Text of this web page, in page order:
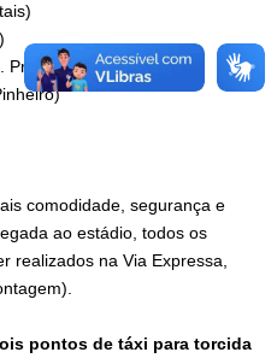
Preto)
comodidade, segurança e
ao estádio, todos os
realizados na Via Expressa,
pontos de táxi para torcida